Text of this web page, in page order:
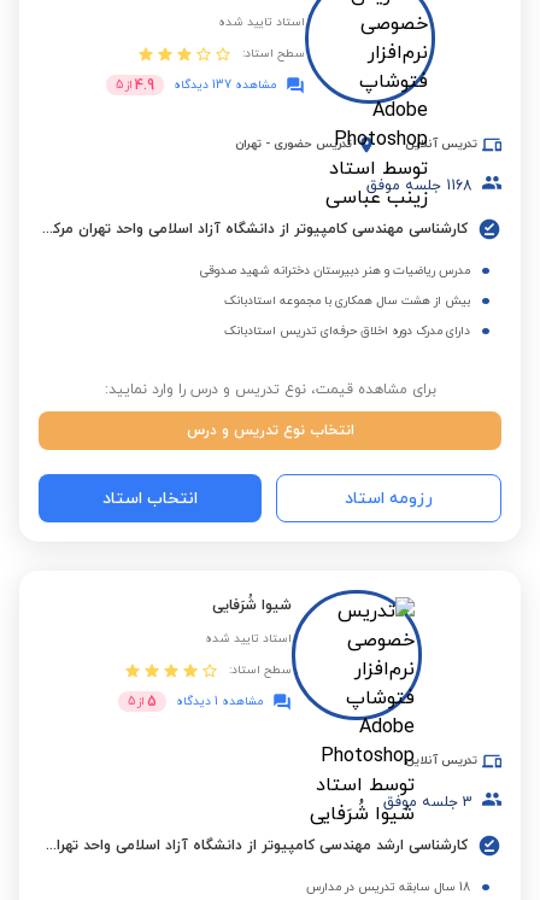
استاد تایید شده
سطح استاد:
مشاهده 137 دیدگاه
4.9 از 5
تدریس آنلاین تدریس حضوری - تهران
1168 جلسه موفق
کارشناسی مهندسی کامپیوتر از دانشگاه آزاد اسلامی واحد تهران مرکزی
مدرس ریاضیات و هنر دبیرستان دخترانه شهید صدوقی
بیش از هشت سال همکاری با مجموعه استادبانک
دارای مدرک دوره اخلاق حرفه‌ای تدریس استادبانک
برای مشاهده قیمت، نوع تدریس و درس را وارد نمایید:
انتخاب نوع تدریس و درس
رزومه استاد انتخاب استاد
شیوا شُرَفایی
استاد تایید شده
سطح استاد:
مشاهده 1 دیدگاه
5 از 5
تدریس آنلاین
3 جلسه موفق
کارشناسی ارشد مهندسی کامپیوتر از دانشگاه آزاد اسلامی واحد تهران مرکزی
18 سال سابقه تدریس در مدارس